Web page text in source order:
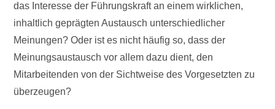
das Interesse der Führungskraft an einem wirklichen,
inhaltlich geprägten Austausch unterschiedlicher
Meinungen? Oder ist es nicht häufig so, dass der
Meinungsaustausch vor allem dazu dient, den
Mitarbeitenden von der Sichtweise des Vorgesetzten zu
überzeugen?